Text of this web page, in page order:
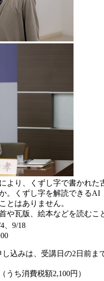
り、くずし字で書かれた
。くずし字を解読できる
とはありません。
瓦版、絵本などを読むこ
、9/18
込みは、受講日の2日前ま
うち消費税額2,100円）